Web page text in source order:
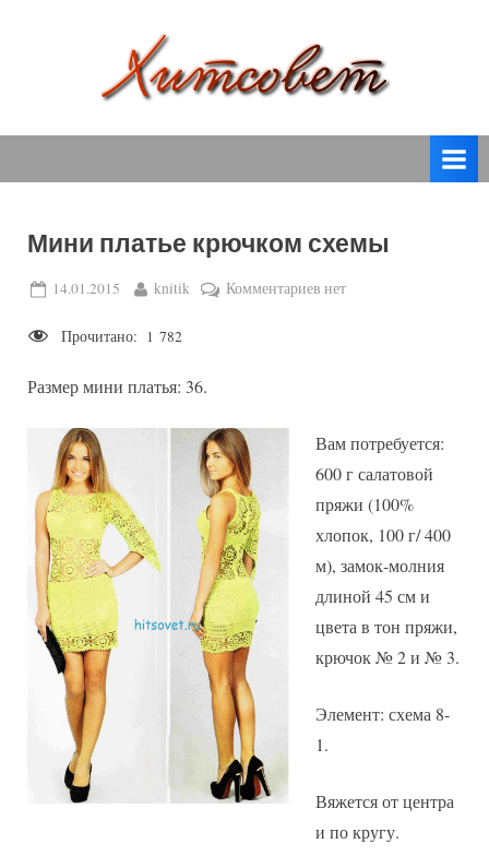
т
о
в
спицами,
крючком,
вязаные
модели
с
Мини платье крючком схемы
Posted
14.01.2015 By
knitik Комментариевкнет
Прочитано: 1 782
Размер мини платья: 36.
Вам потребуется:
600 г салатовой
пряжи (100%
хлопок, 100 г/ 400
м), замок-молния
длиной 45 см и
цвета в тон пряжи,
крючок № 2 и № 3.
Элемент: схема 8-
1.
Вяжется от центра
и по кругу.